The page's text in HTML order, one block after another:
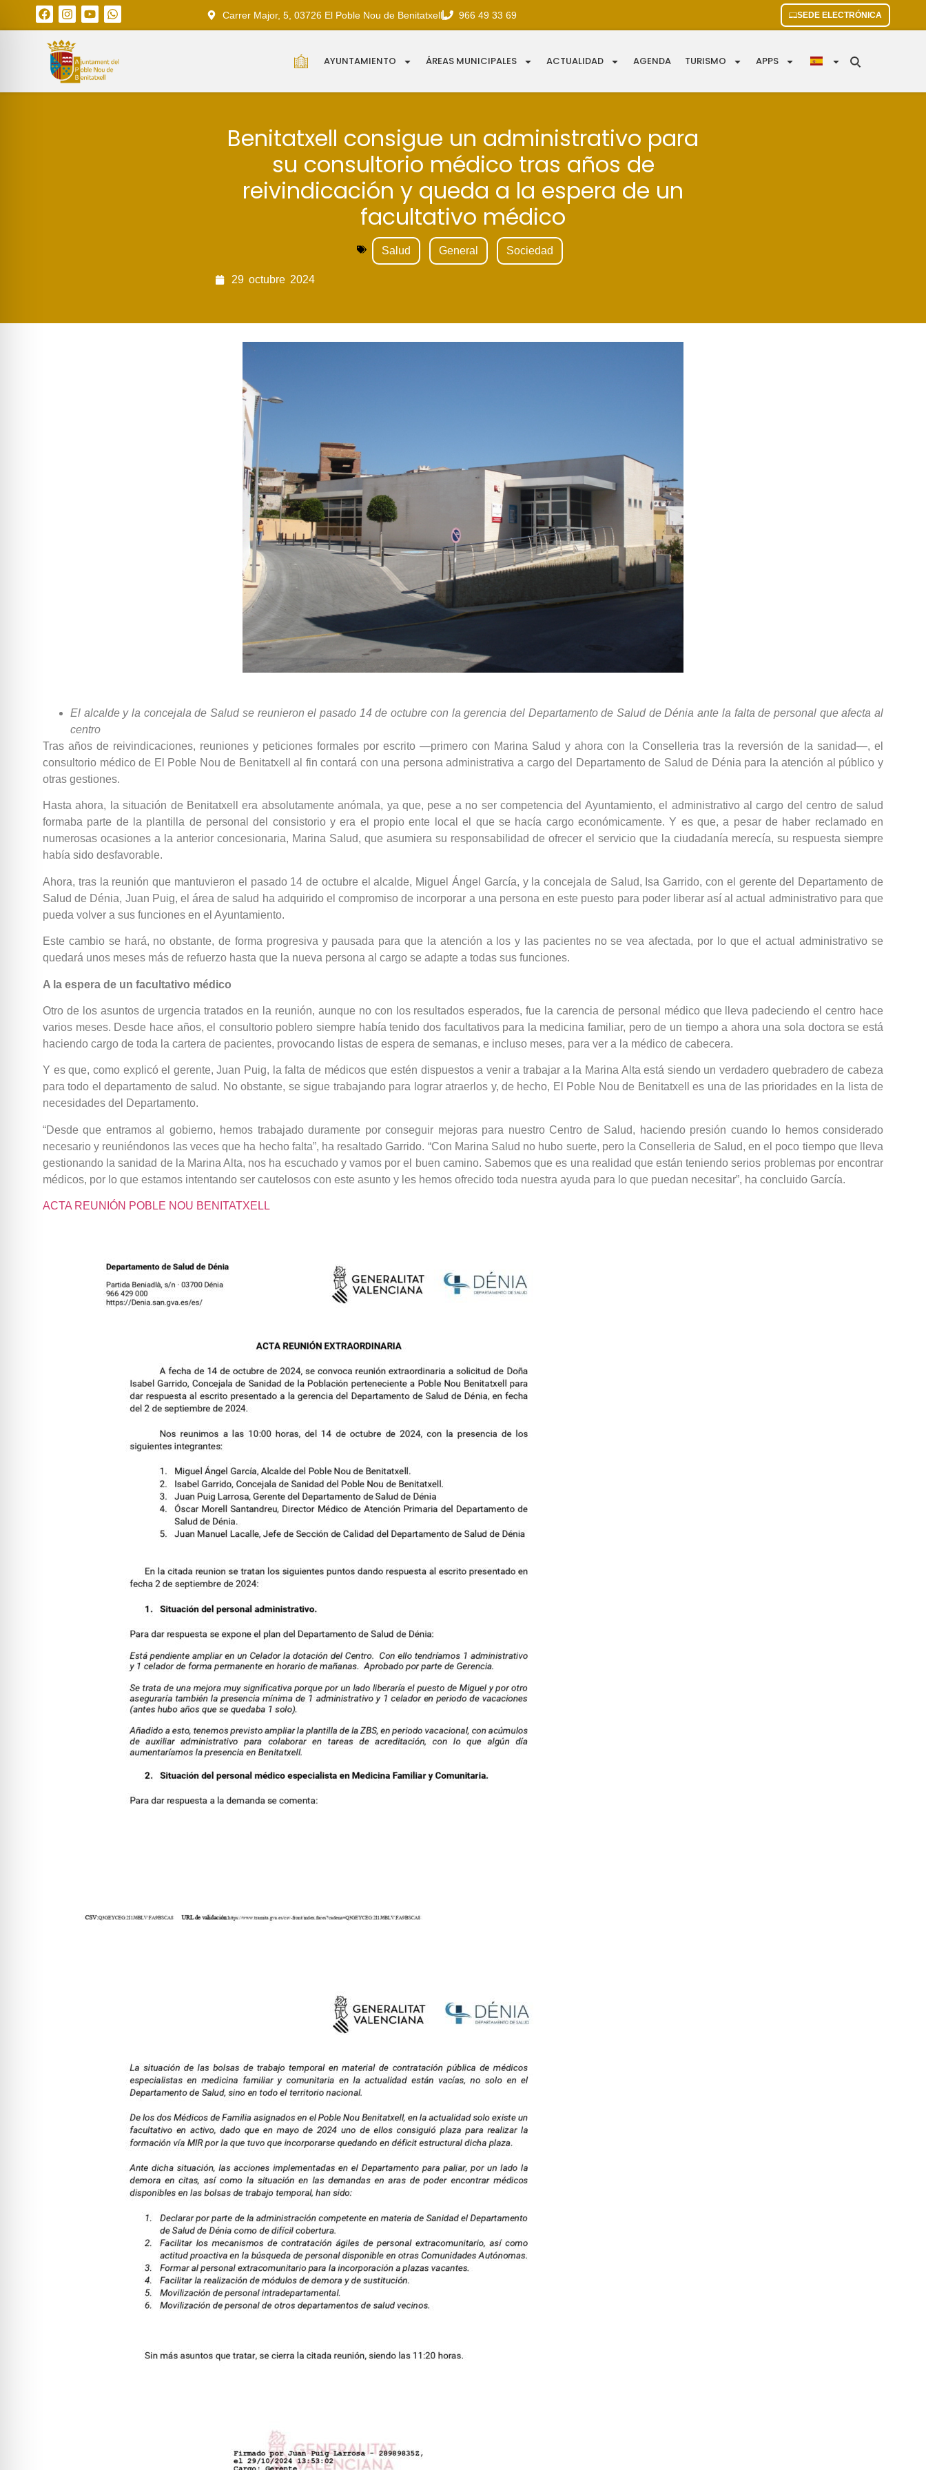
Carrer Major, 5, 03726 El Poble Nou de Benitatxell 966 49 33 69 SEDE ELECTRÓNICA
AYUNTAMIENTO ÁREAS MUNICIPALES ACTUALIDAD AGENDA TURISMO APPS
Benitatxell consigue un administrativo para
su consultorio médico tras años de
reivindicación y queda a la espera de un
facultativo médico
Salud General Sociedad
29 octubre 2024
El alcalde y la concejala de Salud se reunieron el pasado 14 de octubre con la gerencia del Departamento de Salud de Dénia ante la falta de personal que afecta al
centro
Tras años de reivindicaciones, reuniones y peticiones formales por escrito —primero con Marina Salud y ahora con la Conselleria tras la reversión de la sanidad—, el
consultorio médico de El Poble Nou de Benitatxell al fin contará con una persona administrativa a cargo del Departamento de Salud de Dénia para la atención al público y
otras gestiones.
Hasta ahora, la situación de Benitatxell era absolutamente anómala, ya que, pese a no ser competencia del Ayuntamiento, el administrativo al cargo del centro de salud
formaba parte de la plantilla de personal del consistorio y era el propio ente local el que se hacía cargo económicamente. Y es que, a pesar de haber reclamado en
numerosas ocasiones a la anterior concesionaria, Marina Salud, que asumiera su responsabilidad de ofrecer el servicio que la ciudadanía merecía, su respuesta siempre
había sido desfavorable.
Ahora, tras la reunión que mantuvieron el pasado 14 de octubre el alcalde, Miguel Ángel García, y la concejala de Salud, Isa Garrido, con el gerente del Departamento de
Salud de Dénia, Juan Puig, el área de salud ha adquirido el compromiso de incorporar a una persona en este puesto para poder liberar así al actual administrativo para que
pueda volver a sus funciones en el Ayuntamiento.
Este cambio se hará, no obstante, de forma progresiva y pausada para que la atención a los y las pacientes no se vea afectada, por lo que el actual administrativo se
quedará unos meses más de refuerzo hasta que la nueva persona al cargo se adapte a todas sus funciones.
A la espera de un facultativo médico
Otro de los asuntos de urgencia tratados en la reunión, aunque no con los resultados esperados, fue la carencia de personal médico que lleva padeciendo el centro hace
varios meses. Desde hace años, el consultorio poblero siempre había tenido dos facultativos para la medicina familiar, pero de un tiempo a ahora una sola doctora se está
haciendo cargo de toda la cartera de pacientes, provocando listas de espera de semanas, e incluso meses, para ver a la médico de cabecera.
Y es que, como explicó el gerente, Juan Puig, la falta de médicos que estén dispuestos a venir a trabajar a la Marina Alta está siendo un verdadero quebradero de cabeza
para todo el departamento de salud. No obstante, se sigue trabajando para lograr atraerlos y, de hecho, El Poble Nou de Benitatxell es una de las prioridades en la lista de
necesidades del Departamento.
“Desde que entramos al gobierno, hemos trabajado duramente por conseguir mejoras para nuestro Centro de Salud, haciendo presión cuando lo hemos considerado
necesario y reuniéndonos las veces que ha hecho falta”, ha resaltado Garrido. “Con Marina Salud no hubo suerte, pero la Conselleria de Salud, en el poco tiempo que lleva
gestionando la sanidad de la Marina Alta, nos ha escuchado y vamos por el buen camino. Sabemos que es una realidad que están teniendo serios problemas por encontrar
médicos, por lo que estamos intentando ser cautelosos con este asunto y les hemos ofrecido toda nuestra ayuda para lo que puedan necesitar”, ha concluido García.
ACTA REUNIÓN POBLE NOU BENITATXELL